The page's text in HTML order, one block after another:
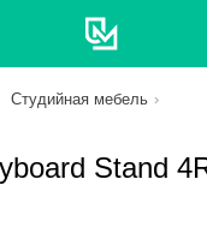
Студийная мебель
Stand